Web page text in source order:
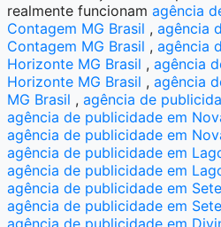
realmente funcionamagência
Contagem MG Brasil ,agência
Contagem MG Brasil ,agência
Horizonte MG Brasil ,agência
Horizonte MG Brasil ,agência
MG Brasil ,agência de
agência de publicidade em
agência de publicidade em
agência de publicidade em
agência de publicidade em
agência de publicidade em
agência de publicidade em
agência de publicidade em